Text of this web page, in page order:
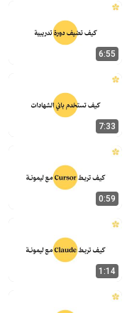
6:55
7:33
0:59
1:14